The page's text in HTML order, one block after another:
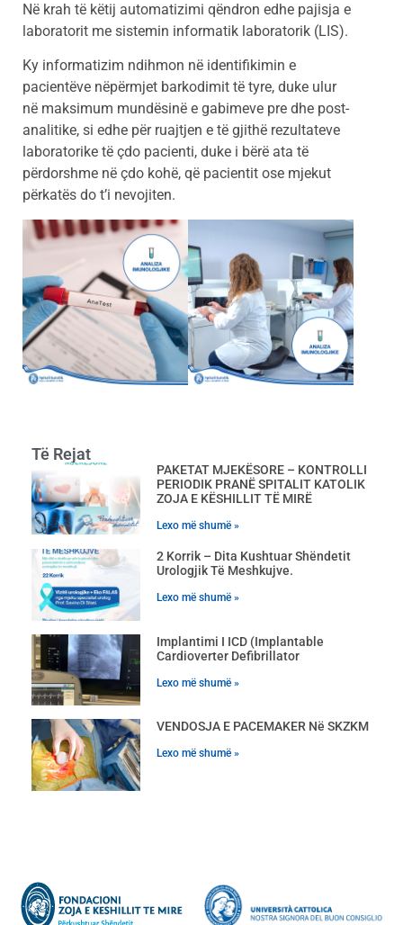
Në krah të këtij automatizimi qëndron edhe pajisja e
laboratorit me sistemin informatik laboratorik (LIS).
Ky informatizim ndihmon në identifikimin e
pacientëve nëpërmjet barkodimit të tyre, duke ulur
në maksimum mundësinë e gabimeve pre dhe post-
analitike, si edhe për ruajtjen e të gjithë rezultateve
laboratorike të çdo pacienti, duke i bërë ata të
përdorshme në çdo kohë, që pacientit ose mjekut
përkatës do t’i nevojiten.
Të Rejat
PAKETAT MJEKËSORE – KONTROLLI
PERIODIK PRANË SPITALIT KATOLIK
ZOJA E KËSHILLIT TË MIRË
Lexo më shumë »
2 Korrik – Dita Kushtuar Shëndetit
Urologjik Të Meshkujve.
Lexo më shumë »
Implantimi I ICD (Implantable
Cardioverter Defibrillator
Lexo më shumë »
VENDOSJA E PACEMAKER Në SKZKM
Lexo më shumë »